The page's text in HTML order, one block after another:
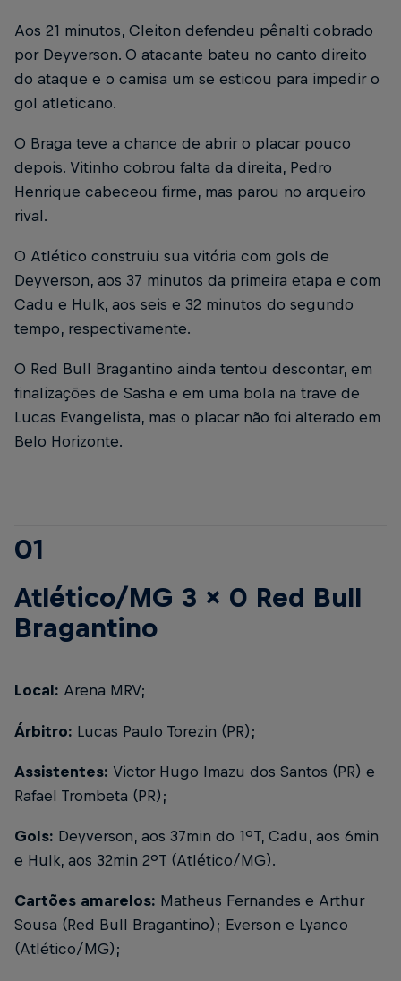
Aos 21 minutos, Cleiton defendeu pênalti cobrado
por Deyverson. O atacante bateu no canto direito
do ataque e o camisa um se esticou para impedir o
gol atleticano.
O Braga teve a chance de abrir o placar pouco
depois. Vitinho cobrou falta da direita, Pedro
Henrique cabeceou firme, mas parou no arqueiro
rival.
O Atlético construiu sua vitória com gols de
Deyverson, aos 37 minutos da primeira etapa e com
Cadu e Hulk, aos seis e 32 minutos do segundo
tempo, respectivamente.
O Red Bull Bragantino ainda tentou descontar, em
finalizações de Sasha e em uma bola na trave de
Lucas Evangelista, mas o placar não foi alterado em
Belo Horizonte.
01
Atlético/MG 3 x 0 Red Bull
Bragantino
Local: Arena MRV;
Árbitro: Lucas Paulo Torezin (PR);
Assistentes: Victor Hugo Imazu dos Santos (PR) e
Rafael Trombeta (PR);
Gols: Deyverson, aos 37min do 1ºT, Cadu, aos 6min
e Hulk, aos 32min 2ºT (Atlético/MG).
Cartões amarelos: Matheus Fernandes e Arthur
Sousa (Red Bull Bragantino); Everson e Lyanco
(Atlético/MG);